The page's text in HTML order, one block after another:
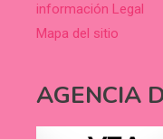
información Legal
Mapa del sitio
AGENCIA